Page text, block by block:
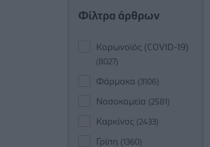
Φίλτρα άρθρων
Κορωνοϊός (COVID-19)
(8027)
Φάρμακα (3106)
Νοσοκομεία (2581)
Καρκίνος (2433)
Γρίπη (1360)